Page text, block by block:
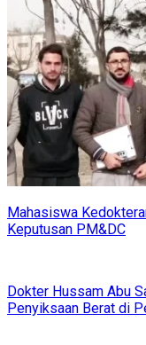
Mahasiswa
Keputusan PM&DC
Dokter Hussam Abu
Penyiksaan Berat di